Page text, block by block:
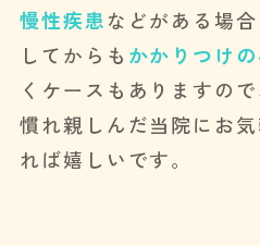
慢性疾患などがある場
してからも かかりつけ
くケースもありますの
慣れ親しんだ当院にお
れば嬉しいです。